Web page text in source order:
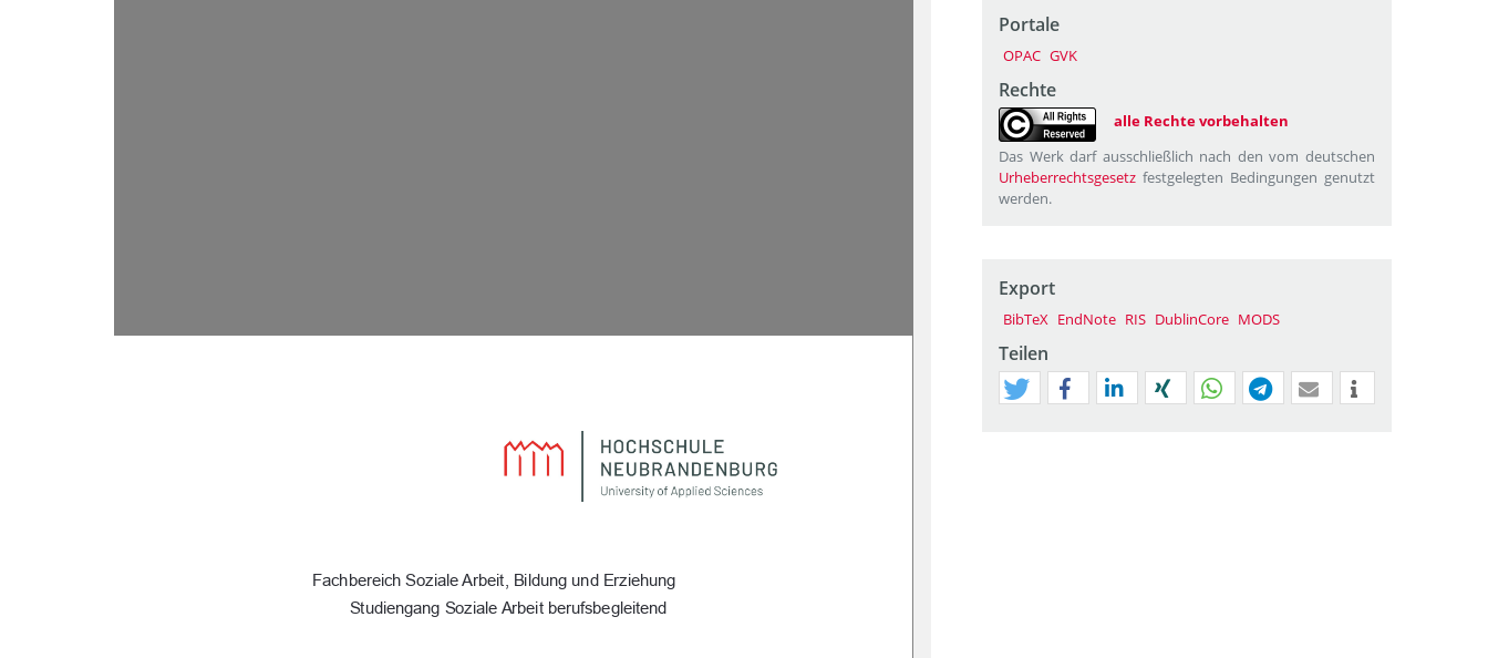
Fachbereich Soziale Arbeit, Bildung und Erziehung
Studiengang Soziale Arbeit berufsbegleitend
Portale
OPAC GVK
Rechte
alle Rechte vorbehalten
Das Werk darf ausschließlich nach den vom deutschen
Urheberrechtsgesetz festgelegten Bedingungen genutzt
werden.
Export
BibTeX EndNote RIS DublinCore MODS
Teilen